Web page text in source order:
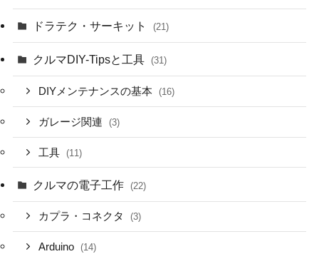
ドラテク・サーキット (21)
クルマDIY-Tipsと工具 (31)
DIYメンテナンスの基本 (16)
ガレージ関連 (3)
工具 (11)
クルマの電子工作 (22)
カプラ・コネクタ (3)
Arduino (14)